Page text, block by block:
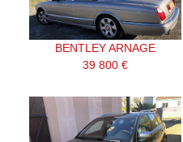
BENTLEY ARNAGE
39 800 €